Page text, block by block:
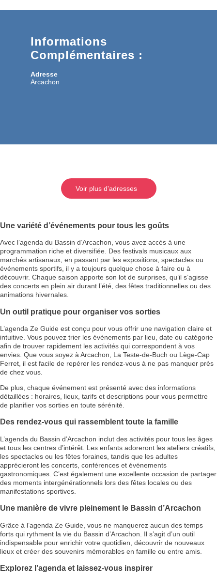
Informations
Complémentaires :
Adresse
Arcachon
Voir plus d'adresses
Une variété d’événements pour tous les goûts
Avec l’agenda du Bassin d’Arcachon, vous avez accès à une
programmation riche et diversifiée. Des festivals musicaux aux
marchés artisanaux, en passant par les expositions, spectacles ou
événements sportifs, il y a toujours quelque chose à faire ou à
découvrir. Chaque saison apporte son lot de surprises, qu’il s’agisse
des concerts en plein air durant l’été, des fêtes traditionnelles ou des
animations hivernales.
Un outil pratique pour organiser vos sorties
L’agenda Ze Guide est conçu pour vous offrir une navigation claire et
intuitive. Vous pouvez trier les événements par lieu, date ou catégorie
afin de trouver rapidement les activités qui correspondent à vos
envies. Que vous soyez à Arcachon, La Teste-de-Buch ou Lège-Cap
Ferret, il est facile de repérer les rendez-vous à ne pas manquer près
de chez vous.
De plus, chaque événement est présenté avec des informations
détaillées : horaires, lieux, tarifs et descriptions pour vous permettre
de planifier vos sorties en toute sérénité.
Des rendez-vous qui rassemblent toute la famille
L’agenda du Bassin d’Arcachon inclut des activités pour tous les âges
et tous les centres d’intérêt. Les enfants adoreront les ateliers créatifs,
les spectacles ou les fêtes foraines, tandis que les adultes
apprécieront les concerts, conférences et événements
gastronomiques. C’est également une excellente occasion de partager
des moments intergénérationnels lors des fêtes locales ou des
manifestations sportives.
Une manière de vivre pleinement le Bassin d’Arcachon
Grâce à l’agenda Ze Guide, vous ne manquerez aucun des temps
forts qui rythment la vie du Bassin d’Arcachon. Il s’agit d’un outil
indispensable pour enrichir votre quotidien, découvrir de nouveaux
lieux et créer des souvenirs mémorables en famille ou entre amis.
Explorez l’agenda et laissez-vous inspirer